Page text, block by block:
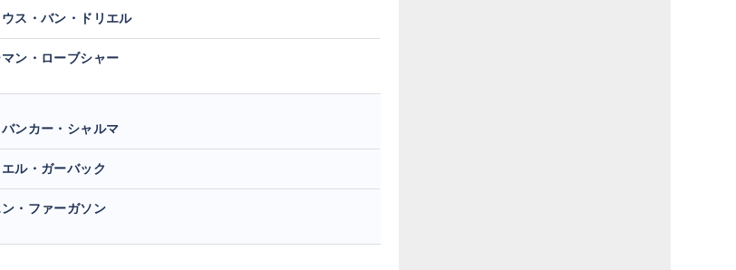
ス・バン・ドリエル
ン・ローブシャー
ンカー・シャルマ
ル・ガーバック
・ファーガソン